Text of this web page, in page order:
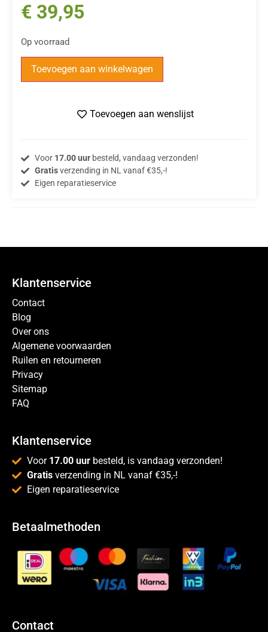
€ 39,95
Op voorraad
Toevoegen aan winkelwagen
Toevoegen aan wenslijst
Voor 17.00 uurbesteld, vandaag verzonden!
Gratisverzending in NL vanaf €35,-!
Eigen reparatieservice
Klantenservice
Contact
Blog
Over ons
Algemene voorwaarden
Ruilen en retourneren
Privacy
Sitemap
FAQ
Klantenservice
Voor 17.00 uur besteld, is vandaag verzonden!
Gratis verzending in NL vanaf €35,-!
Eigen reparatieservice
Betaalmethoden
Contact